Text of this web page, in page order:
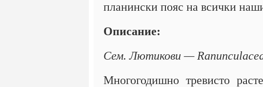
планински пояс на всички
Описание:
Сем. Лютикови —
Многогодишно тревисто